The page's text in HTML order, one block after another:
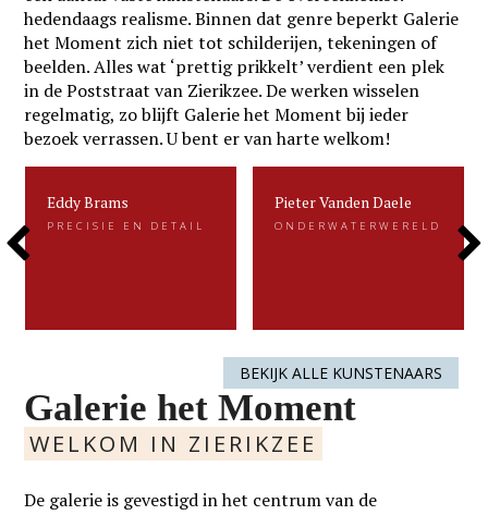
hedendaags realisme. Binnen dat genre beperkt Galerie
het Moment zich niet tot schilderijen, tekeningen of
beelden. Alles wat ‘prettig prikkelt’ verdient een plek
in de Poststraat van Zierikzee. De werken wisselen
regelmatig, zo blijft Galerie het Moment bij ieder
bezoek verrassen. U bent er van harte welkom!
Eddy Brams
PRECISIE EN DETAIL
Pieter Vanden Daele
ONDERWATERWERELD
Pieter Vanden Daele
Next
BEKIJK ALLE KUNSTENAARS
Galerie het Moment
WELKOM IN ZIERIKZEE
De galerie is gevestigd in het centrum van de